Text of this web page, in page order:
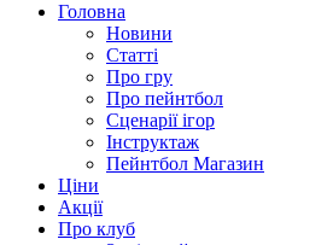
Головна
Новини
Статті
Про гру
Про пейнтбол
Сценарії ігор
Інструктаж
Пейнтбол Магазин
Ціни
Акції
Про клуб